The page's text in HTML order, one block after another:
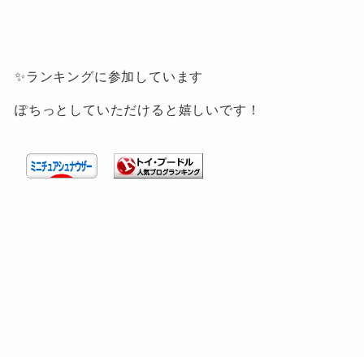
✨ランキングに参加しています
ぽちっとしていただけると嬉しいです！